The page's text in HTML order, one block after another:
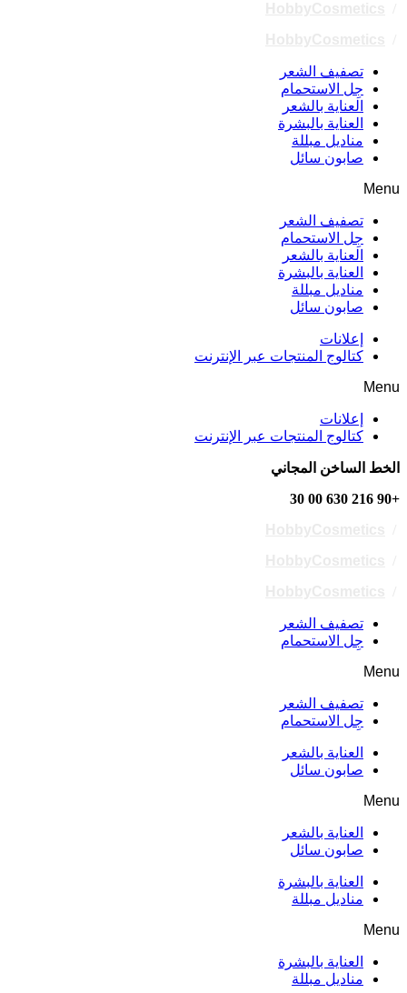
تصفيف الشعر
جِل الاستحمام
العناية بالشعر
العناية بالبشرة
مناديل مبللة
صابون سائل
Menu
تصفيف الشعر
جِل الاستحمام
العناية بالشعر
العناية بالبشرة
مناديل مبللة
صابون سائل
إعلانات
كتالوج المنتجات عبر الإنترنت
Menu
إعلانات
كتالوج المنتجات عبر الإنترنت
الخط الساخن المجاني
+90 216 630 00 30
تصفيف الشعر
جِل الاستحمام
Menu
تصفيف الشعر
جِل الاستحمام
العناية بالشعر
صابون سائل
Menu
العناية بالشعر
صابون سائل
العناية بالبشرة
مناديل مبللة
Menu
العناية بالبشرة
مناديل مبللة